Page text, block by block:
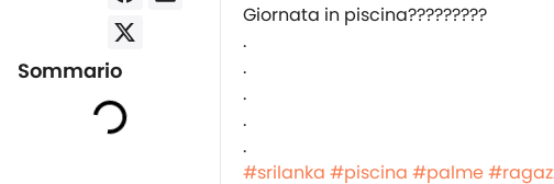
Sommario
Giornata in piscina️?????????
.
.
.
.
.
#srilanka #piscina #palme